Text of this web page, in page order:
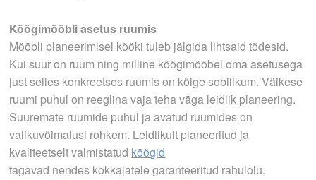
Köögimööbli asetus ruumis
Mööbli planeerimisel kööki tuleb jälgida lihtsaid tõdesid.
Kui suur on ruum ning milline köögimööbel oma asetusega
just selles konkreetses ruumis on kõige sobilikum. Väikese
ruumi puhul on reeglina vaja teha väga leidlik planeering.
Suuremate ruumide puhul ja avatud ruumides on
valikuvõimalusi rohkem. Leidlikult planeeritud ja
kvaliteetselt valmistatud köögid
tagavad nendes kokkajatele garanteeritud rahulolu.